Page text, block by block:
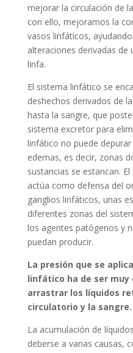
mejorar la circulación de
con ello, mejoramos la
vasos linfáticos,
alteraciones derivadas de
linfa.
El sistema linfático se
deshechos derivados de
hasta la sangre, que
sistema excretor para
linfático no puede
edemas, es decir, zonas
sustancias se estancan.
actúa como defensa del
ganglios linfáticos, unas
diferentes zonas del
los agentes patógenos y
puedan producir.
La presión que se
linfático ha de ser muy
arrastrar los líquidos
circulatorio y la sangre.
La acumulación de
deberse a varias causas,